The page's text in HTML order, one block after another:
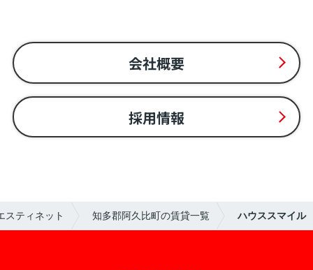
会社概要
採用情報
スティネット 知多郡阿久比町の賃貸一覧 ハウススマイル